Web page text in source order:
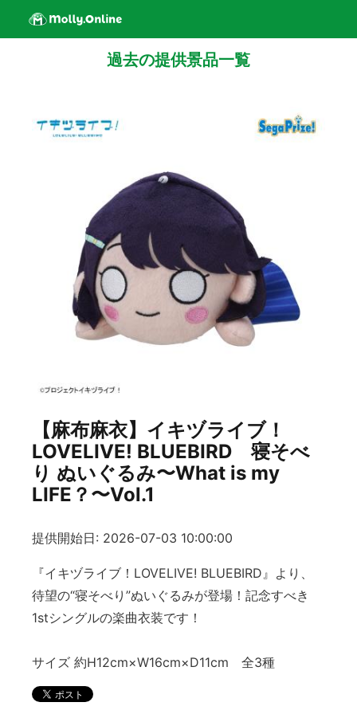
過去の提供景品一覧
【麻布麻衣】イキヅライブ！
LOVELIVE! BLUEBIRD 寝そべ
り ぬいぐるみ〜What is my
LIFE？〜Vol.1
提供開始日: 2026-07-03 10:00:00
『イキヅライブ！LOVELIVE! BLUEBIRD』より、
待望の“寝そべり”ぬいぐるみが登場！記念すべき
1stシングルの楽曲衣装です！
サイズ 約H12cm×W16cm×D11cm 全3種